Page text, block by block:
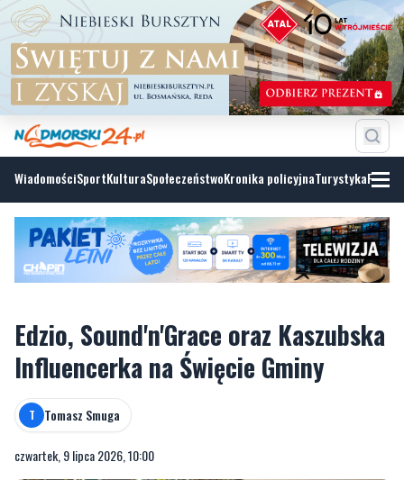
WiadomościSportKulturaSpołeczeństwoKronika policyjnaTurystyka
Edzio, Sound'n'Grace oraz Kaszubska
Influencerka na Święcie Gminy
T Tomasz Smuga
czwartek, 9 lipca 2026, 10:00